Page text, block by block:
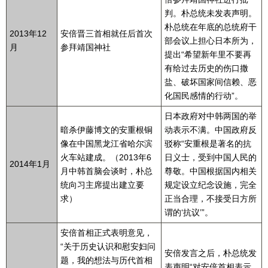
2013年12
月
安倍晋三首相就任后首次
参拜靖国神社
判。朴总统未发表声明。
朴总统在年底的总统府干
部会议上担心日本所为，
提出“希望新年里不要再
有给过去历史的伤口撒
盐、破坏国家间信赖、恶
化国民感情的行动”。
2014年1月
暗杀伊藤博文的安重根铜
像在中国黑龙江省哈尔滨
火车站建成。（2013年6
月中韩首脑会谈时，朴总
统向习主席提出建立要
求）
日本政府对中韩两国的举
动表示不满。中国政府反
驳称“安重根是著名的抗
日义士，受到中国人民的
尊敬。中国根据国内相关
规定设立纪念设施，完全
正当合理，不接受日方所
谓的‘抗议’”。
安倍首相正式表明意见，
“关于历史认识和慰安妇问
题，我的想法与历代首相
安倍发言之后，朴总统发